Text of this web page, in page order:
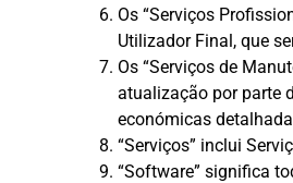
Os “Serviços
Utilizador Final, que
Os “Serviços de
atualização por parte
económicas
“Serviços” inclui
“Software” significa